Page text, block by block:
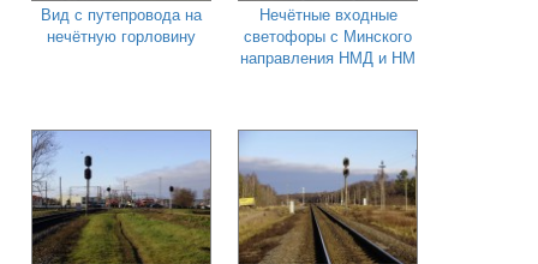
Вид с путепровода на
нечётную горловину
Нечётные входные
светофоры с Минского
направления НМД и НМ